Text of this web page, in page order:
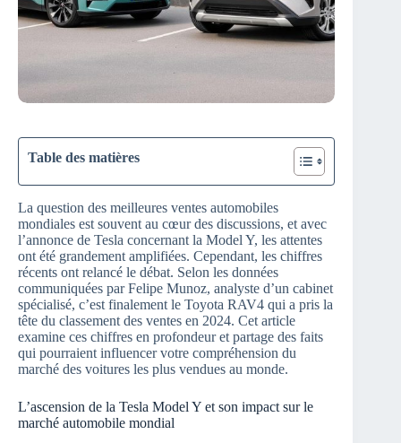
Table des matières
La question des meilleures ventes automobiles
mondiales est souvent au cœur des discussions, et avec
l’annonce de Tesla concernant la Model Y, les attentes
ont été grandement amplifiées. Cependant, les chiffres
récents ont relancé le débat. Selon les données
communiquées par Felipe Munoz, analyste d’un cabinet
spécialisé, c’est finalement le Toyota RAV4 qui a pris la
tête du classement des ventes en 2024. Cet article
examine ces chiffres en profondeur et partage des faits
qui pourraient influencer votre compréhension du
marché des voitures les plus vendues au monde.
L’ascension de la Tesla Model Y et son impact sur le
marché automobile mondial